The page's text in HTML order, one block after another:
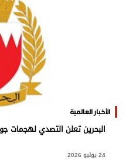
الأخبار العالمية
البحرين تعلن التصدي لهجمات
24 يوليو 2026